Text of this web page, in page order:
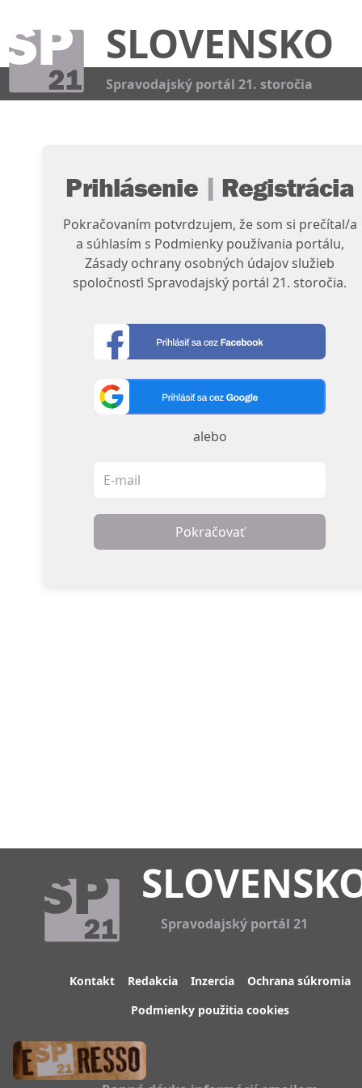
SLOVENSKO
Spravodajský portál 21. storočia
Prihlásenie | Registrácia
Pokračovaním potvrdzujem, že som si prečítal/a
a súhlasím s Podmienky používania portálu,
Zásady ochrany osobných údajov služieb
spoločnosťi Spravodajský portál 21. storočia.
alebo
Pokračovať
Spravodajský portál 21
Kontakt Redakcia Inzercia
Ochrana súkromia
Podmienky použitia cookies